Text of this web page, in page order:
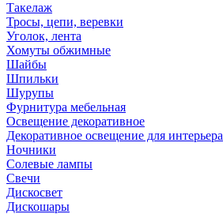
Такелаж
Тросы, цепи, веревки
Уголок, лента
Хомуты обжимные
Шайбы
Шпильки
Шурупы
Фурнитура мебельная
Освещение декоративное
Декоративное освещение для интерьера
Ночники
Солевые лампы
Свечи
Дискосвет
Дискошары